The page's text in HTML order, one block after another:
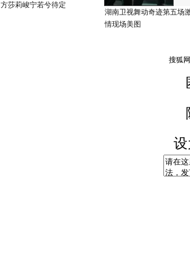
方莎莉峻宁若兮待定
湖南卫视舞动奇迹第五场
情现场美图